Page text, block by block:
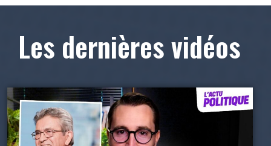
Les dernières vidéos